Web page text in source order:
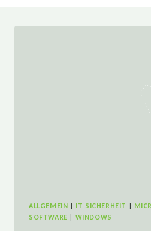
ALLGEMEIN | IT SICHERHEIT |
SOFTWARE | WINDOWS